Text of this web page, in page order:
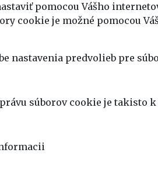
pomocou Vášho
cookie je možné pomocou
nastavenia predvolieb pre
súborov cookie je takisto